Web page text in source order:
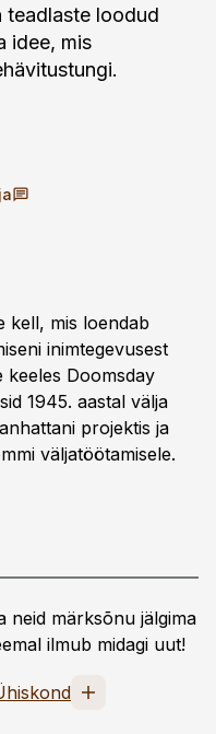
teadlaste loodud
idee, mis
kell, mis loendab
inimtegevusest
Doomsday
1945. aastal välja
projektis ja
väljatöötamisele.
neid märksõnu jälgima
ilmub midagi uut!